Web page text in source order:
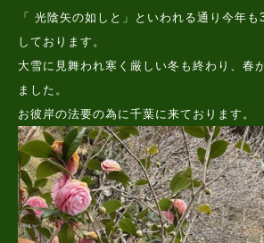
「 光陰矢の如しと」といわれる通り今年も
しております。
大雪に見舞われ寒く厳しい冬も終わり、春
ました。
お彼岸の法要の為に千葉に来ております。